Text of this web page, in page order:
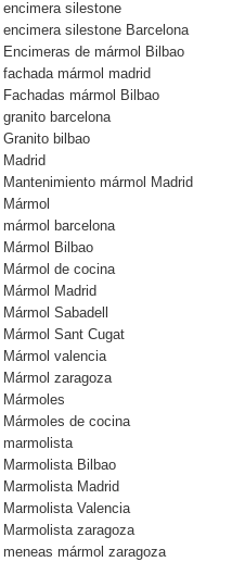
encimera silestone
encimera silestone Barcelona
Encimeras de mármol Bilbao
fachada mármol madrid
Fachadas mármol Bilbao
granito barcelona
Granito bilbao
Madrid
Mantenimiento mármol Madrid
Mármol
mármol barcelona
Mármol Bilbao
Mármol de cocina
Mármol Madrid
Mármol Sabadell
Mármol Sant Cugat
Mármol valencia
Mármol zaragoza
Mármoles
Mármoles de cocina
marmolista
Marmolista Bilbao
Marmolista Madrid
Marmolista Valencia
Marmolista zaragoza
meneas mármol zaragoza